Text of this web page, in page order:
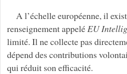
A l’échelle européenne, il
renseignement appelé EU
limité. Il ne collecte pas
dépend des contributions
qui réduit son efficacité.